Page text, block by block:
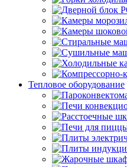
Тепловое оборудование